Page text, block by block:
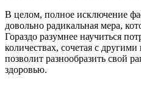
В целом, полное исключение
довольно радикальная мера,
Гораздо разумнее научиться
количествах, сочетая с
позволит разнообразить свой
здоровью.